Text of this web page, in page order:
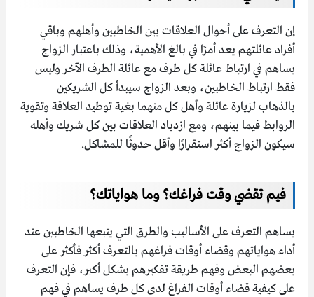
إن التعرف على أحوال العلاقات بين الخاطبين وأهلهم وباقي
أفراد عائلتهم يعد أمرًا في بالغ الأهمية، وذلك باعتبار الزواج
يساهم في ارتباط عائلة كل طرف مع عائلة الطرف الآخر وليس
فقط ارتباط الخاطبين، وبعد الزواج سيبدأ كل الشريكين
بالذهاب لزيارة عائلة وأهل كل منهما بغية توطيد العلاقة وتقوية
الروابط فيما بينهم، ومع ازدياد العلاقات بين كل شريك وأهله
سيكون الزواج أكثر استقرارًا وأقل حدوثًا للمشاكل.
فيم تقضي وقت فراغك؟ وما هواياتك؟
يساهم التعرف على الأساليب والطرق التي يتبعها الخاطبين عند
أداء هواياتهم وقضاء أوقات فراغهم بالتعرف أكثر فأكثر على
بعضهم البعض وفهم طريقة تفكيرهم بشكل أكبر، فإن التعرف
على كيفية قضاء أوقات الفراغ لدى كل طرف يساهم في فهم